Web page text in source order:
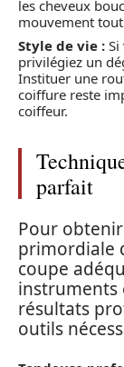
les cheveux
mouvement
Style de vie :
privilégiez un
Instituer une
coiffure reste
coiffeur.
parfait
Pour
primordiale
coupe
instruments
résultats
outils